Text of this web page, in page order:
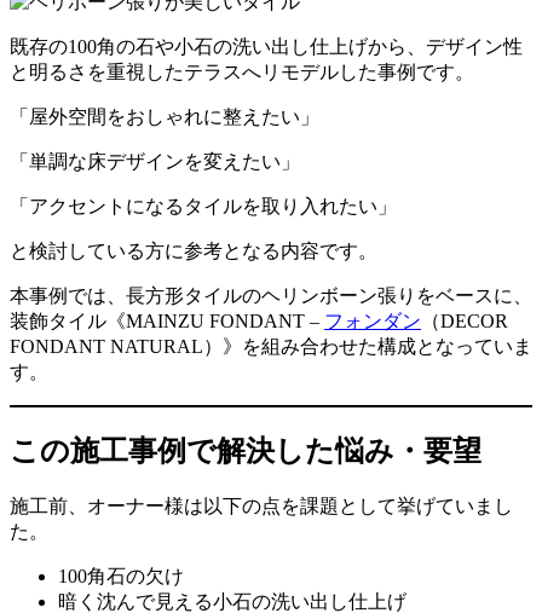
既存の100角の石や小石の洗い出し仕上げから、デザイン性
と明るさを重視したテラスへリモデルした事例です。
「屋外空間をおしゃれに整えたい」
「単調な床デザインを変えたい」
「アクセントになるタイルを取り入れたい」
と検討している方に参考となる内容です。
本事例では、長方形タイルのヘリンボーン張りをベースに、
装飾タイル《MAINZU FONDANT – フォンダン （DECOR
FONDANT NATURAL）》を組み合わせた構成となっていま
す。
この施工事例で解決した悩み・要望
施工前、オーナー様は以下の点を課題として挙げていまし
た。
100角石の欠け
暗く沈んで見える小石の洗い出し仕上げ